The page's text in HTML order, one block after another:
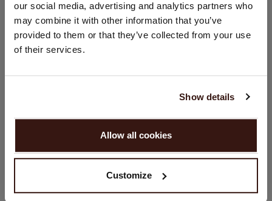
our social media, advertising and analytics partners who
may combine it with other information that you’ve
provided to them or that they’ve collected from your use
of their services.
Show details
Allow all cookies
Customize
VERSAND & RÜCKGABE
Vereinigte Staaten ($)
WEITER